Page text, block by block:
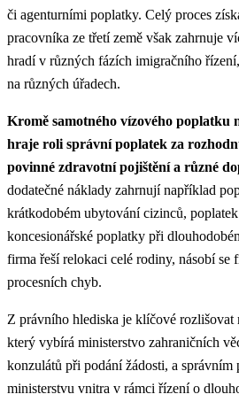
či agenturními poplatky. Celý proces
pracovníka ze třetí země však zahrnuje
hradí v různých fázích imigračního
na různých úřadech.
Kromě samotného vízového poplatku
hraje roli správní poplatek za
povinné zdravotní pojištění a různé
dodatečné náklady zahrnují například
krátkodobém ubytování cizinců,
koncesionářské poplatky při
firma řeší relokaci celé rodiny, násobí
procesních chyb.
Z právního hlediska je klíčové
který vybírá ministerstvo zahraničních
konzulátů při podání žádosti, a správním
ministerstvu vnitra v rámci řízení o